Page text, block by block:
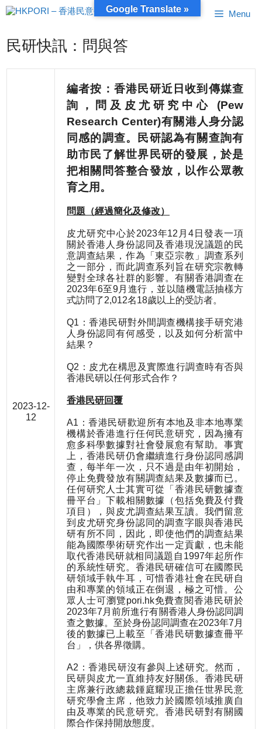
跳
至
容
Menu
民研快訊：問與答
2023-12-
12
編者按：香港民研近日收到傳媒查
詢，問及皮尤研究中心 (Pew
Research Center)有關港人身分認
同感的調查。民研認為有關查詢有
助市民了解世界民研的發展，於是
把相關問答整合發放，以作公眾教
育之用。
問題（經過簡化及修改）
皮尤研究中心於2023年12月4日發表一項
關於香港人身份認同及香港現況議題的民
意調查結果，作為「東亞宗教」調查系列
之一部分，而此調查系列旨在研究宗教轉
變對全球各社群的影響。有關香港調查在
2023年6至9月進行，並以隨機電話抽樣方
式訪問了2,012名18歲以上的受訪者。
Q1：香港民研對外間調查機構接手研究港
人身份認同有何感受，以及如何分析當中
結果？
Q2：皮尤在構思及實際進行調查時有否與
香港民研以任何形式合作？
香港民研回覆
A1：香港民研歡迎所有本地及非本地專業
機構於香港進行任何民意研究，因為擁有
愈多科學數據對社會發展愈有幫助。事實
上，香港民研仍會繼續進行身份認同感調
查，每半年一次，只不過是由年初開始，
停止免費發放有關調查結果及數據而已。
任何研究人士其實可從「香港民研數據查
冊平台」下載相關數據（包括免費及付費
項目），與皮尤調查結果互讀。我們留意
到皮尤研究身份認同的調查字眼與香港民
研有所不同，因此，即使他們的調查結果
能為國際學術研究作出一定貢獻，也未能
取代香港民研就相同議題自1997年起所作
的系統性研究。香港民研確信可在國際民
研領域手執牛耳，可惜香港社會在民研自
由和專業的領域正在倒退，極之可惜。公
眾人士可瀏覽pori.hk免費查閱香港民研於
2023年7月前所進行有關香港人身份認同調
查之數據。至於身份認同調查在2023年7月
後的數據已上載至「香港民研數據查冊平
台」，供各界徵購。
A2：香港民研沒有參與上述研究。然而，
民研與皮尤一直維持友好關係。香港民研
主席兼行政總裁鍾庭耀現正擔任世界民意
研究學會主席，他致力於國際領域推廣自
由及專業的民意研究。香港民研對有關國
際合作保持開放態度。
Google Translate »